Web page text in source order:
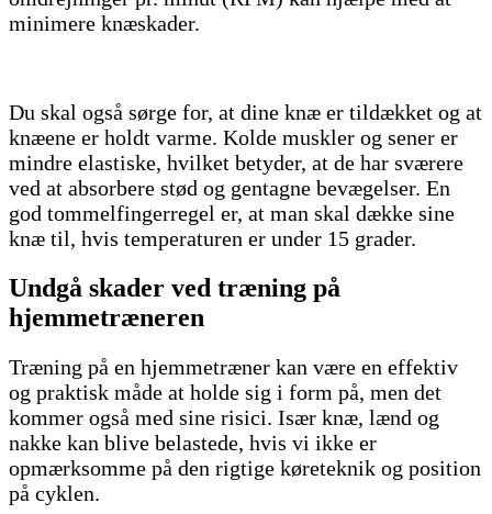
minimere knæskader.
Du skal også sørge for, at dine knæ er tildækket og at
knæene er holdt varme. Kolde muskler og sener er
mindre elastiske, hvilket betyder, at de har sværere
ved at absorbere stød og gentagne bevægelser. En
god tommelfingerregel er, at man skal dække sine
knæ til, hvis temperaturen er under 15 grader.
Undgå skader ved træning på
hjemmetræneren
Træning på en hjemmetræner kan være en effektiv
og praktisk måde at holde sig i form på, men det
kommer også med sine risici. Især knæ, lænd og
nakke kan blive belastede, hvis vi ikke er
opmærksomme på den rigtige køreteknik og position
på cyklen.